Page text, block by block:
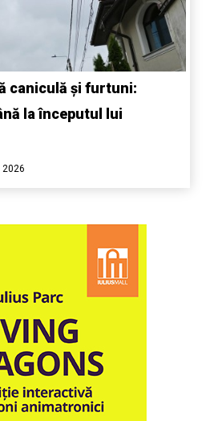
caniculă și furtuni:
la începutul lui
2026